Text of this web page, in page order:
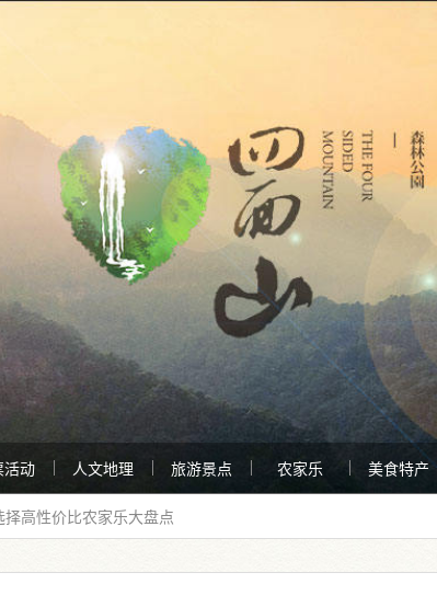
活动 人文地理 旅游景点 农家乐 美食特产
择高性价比农家乐大盘点